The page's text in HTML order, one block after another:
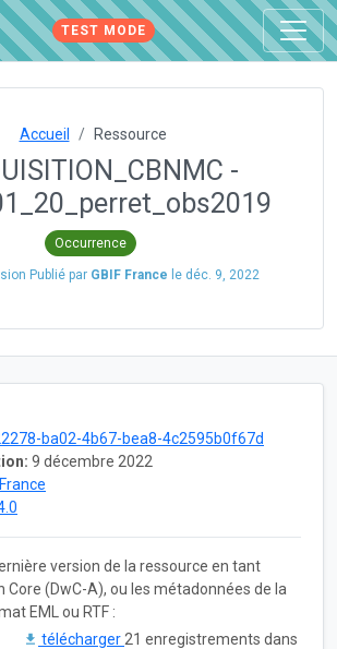
TEST MODE
Accueil Ressource
-
Occurrence
Publié par GBIF France le déc. 9, 2022
ba02-4b67-bea8-4c2595b0f67d
9 décembre 2022
version de la ressource en tant
Core (DwC-A), ou les métadonnées de la
EML ou RTF :
télécharger 21 enregistrements dans